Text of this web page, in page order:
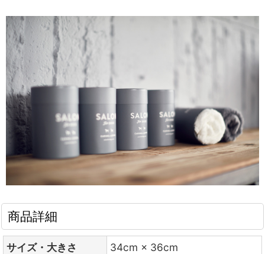
商品詳細
サイズ・大きさ
34cm × 36cm